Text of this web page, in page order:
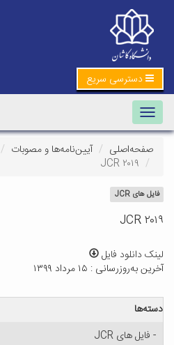
دسترسی سریع
Toggle navigation
صفحه‌اصلی آیین‌نامه‌ها و مصوبات
JCR ۲۰۱۹
فایل های JCR
JCR ۲۰۱۹
لینک دانلود فایل
آخرین به‌روزرسانی : ۱۵ مرداد ۱۳۹۹
دسته‌ها
- فایل های JCR